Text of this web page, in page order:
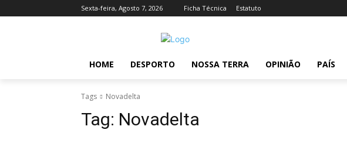
Sexta-feira, Agosto 7, 2026 Ficha Técnica Estatuto
HOME DESPORTO NOSSA TERRA OPINIÃO PAÍS
Tags Novadelta
Tag: Novadelta